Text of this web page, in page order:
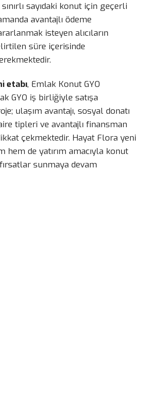
sayıdaki konut için geçerli
avantajlı ödeme
isteyen alıcıların
süre içerisinde
etabı, Emlak Konut GYO
GYO iş birliğiyle satışa
ulaşım avantajı, sosyal donatı
tipleri ve avantajlı finansman
çekmektedir. Hayat Flora yeni
hem de yatırım amacıyla konut
sunmaya devam